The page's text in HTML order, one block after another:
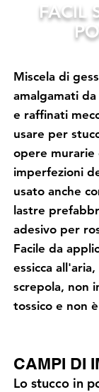
FACIL
Miscela di
amalgamati
e raffinati
usare per
opere murarie
imperfezioni
usato anche
lastre
adesivo per
Facile da
essicca
screpola, non
tossico e non
CAMPI DI
Lo stucco in